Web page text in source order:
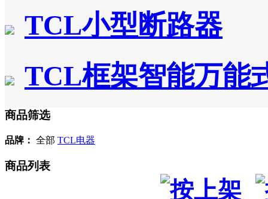
TCL小型断路器
TCL框架智能万能
商品筛选
品牌： 全部 TCL电器
商品列表